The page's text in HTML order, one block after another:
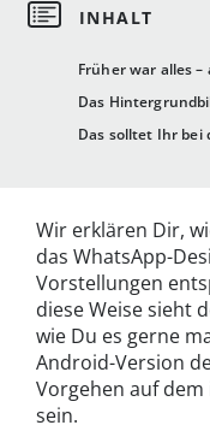
Früher war alles –
Das
Das solltet Ihr bei
Wir erklären Dir,
das WhatsApp-
Vorstellungen
diese Weise sieht
wie Du es gerne
Android-Version
Vorgehen auf
sein.